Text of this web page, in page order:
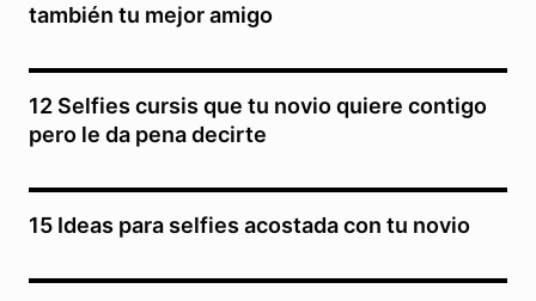
también tu mejor amigo
12 Selfies cursis que tu novio quiere contigo
pero le da pena decirte
15 Ideas para selfies acostada con tu novio